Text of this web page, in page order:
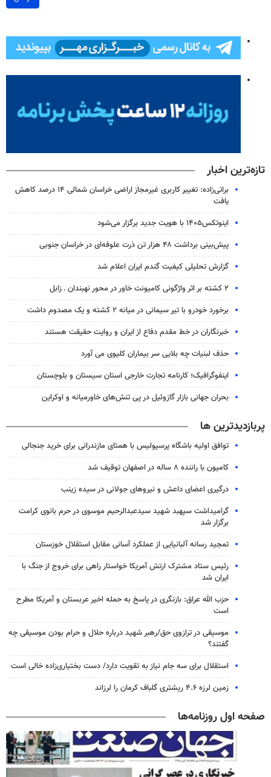
تازه‌ترین اخبار
براتی‌زاده: تغییر کاربری غیرمجاز اراضی خراسان شمالی ۱۴ درصد کاهش
یافت
اینوتکس۱۴۰۵ با هویت جدید برگزار می‌شود
پیش‌بینی برداشت ۴۸ هزار تن ذرت علوفه‌ای در خراسان جنوبی
گزارش تحلیلی کیفیت گندم ایران اعلام شد
۲ کشته بر اثر واژگونی کامیونت خاور در محور نهبندان ـ زابل
برخورد خودرو با تیر سیمانی در میانه ۲ کشته و یک مصدوم داشت
خبرنگاران در خط مقدم دفاع از ایران و روایت حقیقت هستند
حذف لبنیات چه بلایی سر بیماران کلیوی می آورد
اینفوگرافیک؛ کارنامه تجارت خارجی استان سیستان و بلوچستان
بحران جهانی بازار گازوئیل در پی تنش‌های خاورمیانه و اوکراین
پربازدیدترین ها
توافق اولیه باشگاه پرسپولیس با همتای مازندرانی برای خرید جنجالی
کامیون با راننده ۸ ساله در اصفهان توقیف شد
درگیری اعضای داعش و نیروهای جولانی در سیده زینب
گرامیداشت سپهبد شهید سیدعبدالرحیم موسوی در حرم بانوی کرامت
برگزار شد
تمجید رسانه آلبانیایی از عملکرد آسانی مقابل استقلال خوزستان
رئیس ستاد مشترک ارتش آمریکا خواستار راهی برای خروج از جنگ با
ایران شد
حزب الله عراق: بازنگری در پاسخ به حمله اخیر عربستان و آمریکا مطرح
است
موسیقی در ترازوی حق/رهبر شهید درباره حلال و حرام بودن موسیقی چه
گفتند؟
استقلال برای سه جام نیاز به تقویت دارد/ دست بختیاری‌زاده خالی است
زمین لرزه ۴.۶ ریشتری گلباف کرمان را لرزاند
صفحه اول روزنامه‌ها